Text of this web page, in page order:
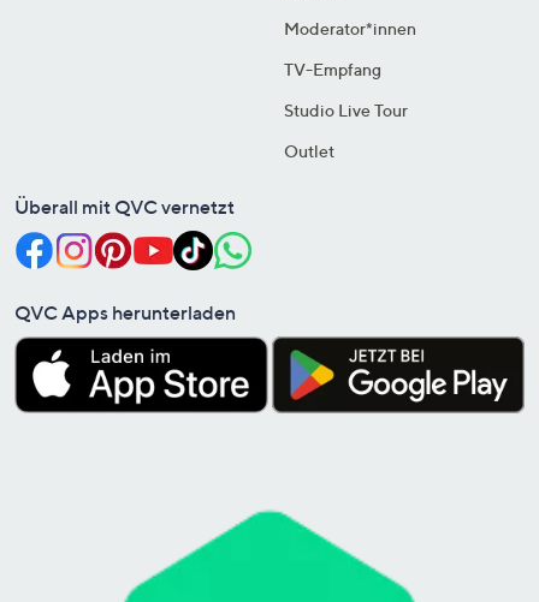
Moderator*innen
TV-Empfang
Studio Live Tour
Outlet
Überall mit QVC vernetzt
QVC Apps herunterladen